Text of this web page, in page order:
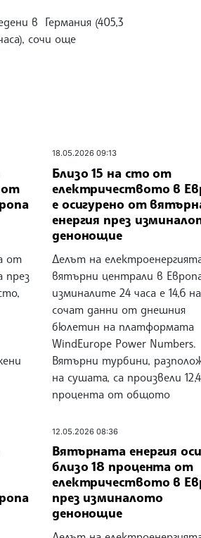
в Германия (405,3
сочи още
от
от
през
18.05.2026 09:13
Близо 15 на сто от
електричеството в
е осигурено от
енергия през
денонощие
Делът на
вятърни централи в
изминалите 24 часа е 14,6
сочат данни от днешния
бюлетин на платформата
WindEurope Power Numbers.
Вятърни турбини,
на сушата, са произвели 12,4
процента от общото
12.05.2026 08:36
Вятърната енергия
близо 18 процента от
електричеството в
през изминалото
денонощие